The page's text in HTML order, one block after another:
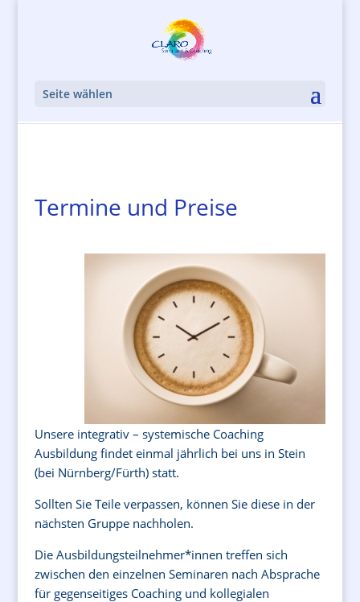
Seite wählen
Termine und Preise
Unsere integrativ – systemische Coaching
Ausbildung findet einmal jährlich bei uns in Stein
(bei Nürnberg/Fürth) statt.
Sollten Sie Teile verpassen, können Sie diese in der
nächsten Gruppe nachholen.
Die Ausbildungsteilnehmer*innen treffen sich
zwischen den einzelnen Seminaren nach Absprache
für gegenseitiges Coaching und kollegialen